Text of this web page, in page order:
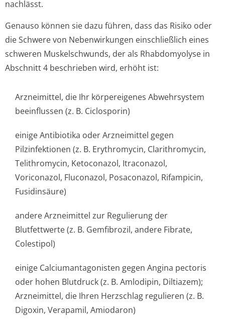
nachlässt.
Genauso können sie dazu führen, dass das Risiko oder
die Schwere von Nebenwirkungen einschließlich eines
schweren Muskelschwunds, der als Rhabdomyolyse in
Abschnitt 4 beschrieben wird, erhöht ist:
Arzneimittel, die Ihr körpereigenes Abwehrsystem
beeinflussen (z. B. Ciclosporin)
einige Antibiotika oder Arzneimittel gegen
Pilzinfektionen (z. B. Erythromycin, Clarithromycin,
Telithromycin, Ketoconazol, Itraconazol,
Voriconazol, Fluconazol, Posaconazol, Rifampicin,
Fusidinsäure)
andere Arzneimittel zur Regulierung der
Blutfettwerte (z. B. Gemfibrozil, andere Fibrate,
Colestipol)
einige Calciumantagonisten gegen Angina pectoris
oder hohen Blutdruck (z. B. Amlodipin, Diltiazem);
Arzneimittel, die Ihren Herzschlag regulieren (z. B.
Digoxin, Verapamil, Amiodaron)